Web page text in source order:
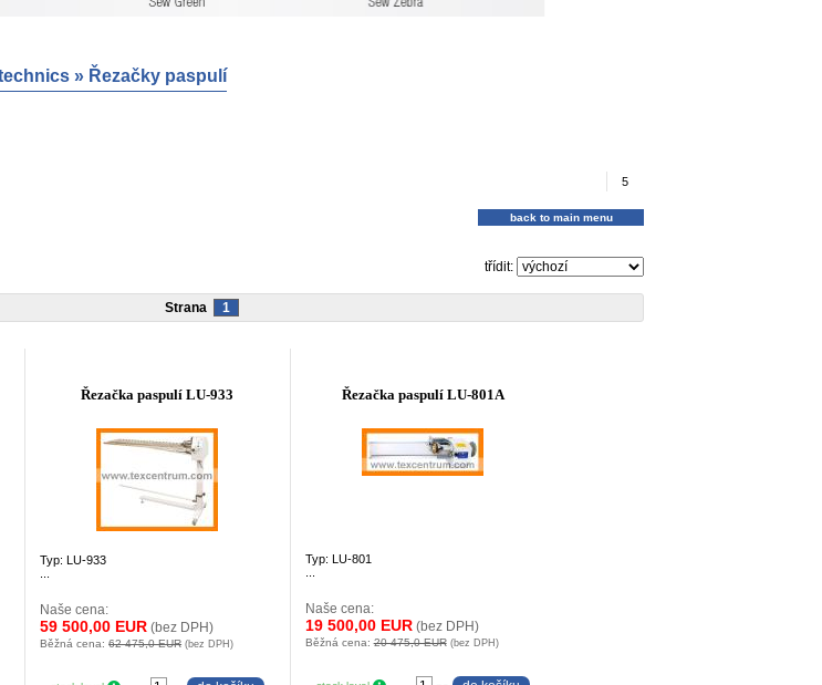
» Řezačky paspulí
5
back to main menu
třídit:
Strana 1
Řezačka paspulí LU-933
Typ: LU-933
Naše cena:
59 500,00 EUR (bez DPH)
Běžná cena:62 475,0 EUR (bez DPH)
Řezačka paspulí LU-801A
Typ: LU-801
Naše cena:
19 500,00 EUR (bez DPH)
Běžná cena:20 475,0 EUR (bez DPH)